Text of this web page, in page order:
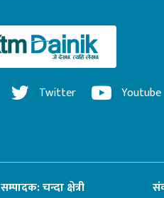
Twitter Youtube
सम्पादक: चन्दा क्षेत्री